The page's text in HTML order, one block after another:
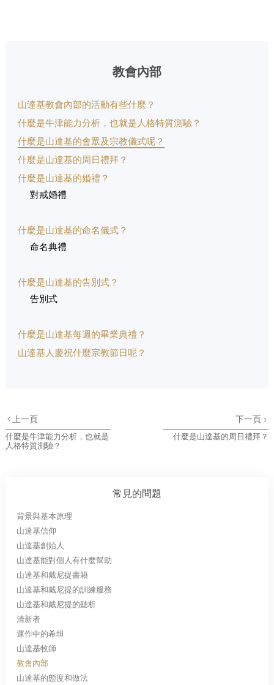
教會內部
山達基教會內部的活動有些什麼？
什麼是牛津能力分析，也就是人格特質測驗？
什麼是山達基的會眾及宗教儀式呢？
什麼是山達基的周日禮拜？
什麼是山達基的婚禮？
對戒婚禮
什麼是山達基的命名儀式？
命名典禮
什麼是山達基的告別式？
告別式
什麼是山達基每週的畢業典禮？
山達基人慶祝什麼宗教節日呢？
上一頁
什麼是牛津能力分析，也就是
人格特質測驗？
下一頁
什麼是山達基的周日禮拜？
常見的問題
背景與基本原理
山達基信仰
山達基創始人
山達基能對個人有什麼幫助
山達基和戴尼提書籍
山達基和戴尼提的訓練服務
山達基和戴尼提的聽析
清新者
運作中的希坦
山達基牧師
教會內部
山達基的態度和做法